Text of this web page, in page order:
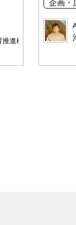
進機構
企画・